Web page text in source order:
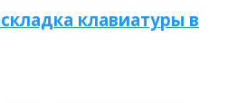
клавиатуры в